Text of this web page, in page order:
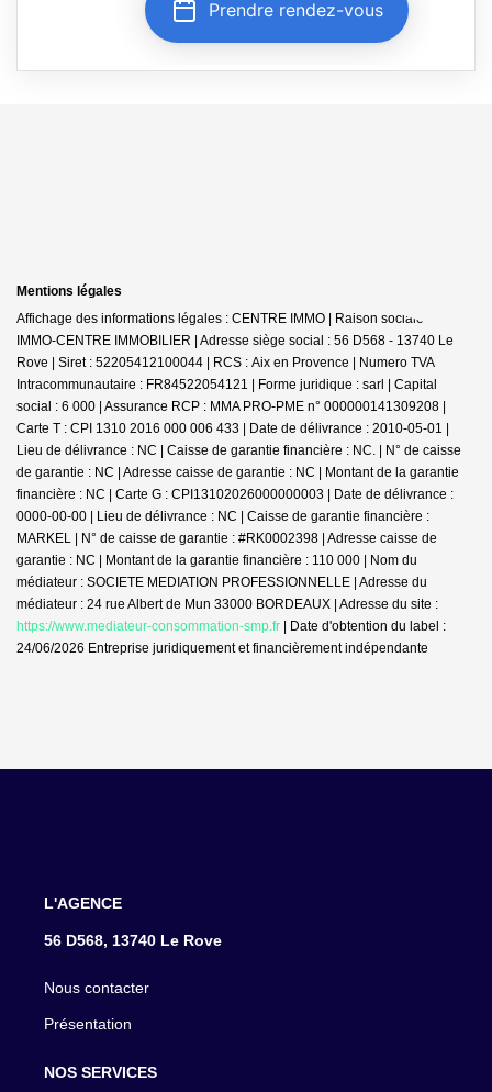
Mentions légales
Affichage des informations légales : CENTRE IMMO | Raison sociale : JDG
IMMO-CENTRE IMMOBILIER | Adresse siège social : 56 D568 - 13740 Le
Rove | Siret : 52205412100044 | RCS : Aix en Provence | Numero TVA
Intracommunautaire : FR84522054121 | Forme juridique : sarl | Capital
social : 6 000 | Assurance RCP : MMA PRO-PME n° 000000141309208 |
Carte T : CPI 1310 2016 000 006 433 | Date de délivrance : 2010-05-01 |
Lieu de délivrance : NC | Caisse de garantie financière : NC. | N° de caisse
de garantie : NC | Adresse caisse de garantie : NC | Montant de la garantie
financière : NC | Carte G : CPI13102026000000003 | Date de délivrance :
0000-00-00 | Lieu de délivrance : NC | Caisse de garantie financière :
MARKEL | N° de caisse de garantie : #RK0002398 | Adresse caisse de
garantie : NC | Montant de la garantie financière : 110 000 | Nom du
médiateur : SOCIETE MEDIATION PROFESSIONNELLE | Adresse du
médiateur : 24 rue Albert de Mun 33000 BORDEAUX | Adresse du site :
https://www.mediateur-consommation-smp.fr | Date d'obtention du label :
24/06/2026 Entreprise juridiquement et financièrement indépendante
L'AGENCE
56 D568, 13740 Le Rove
Nous contacter
Présentation
NOS SERVICES